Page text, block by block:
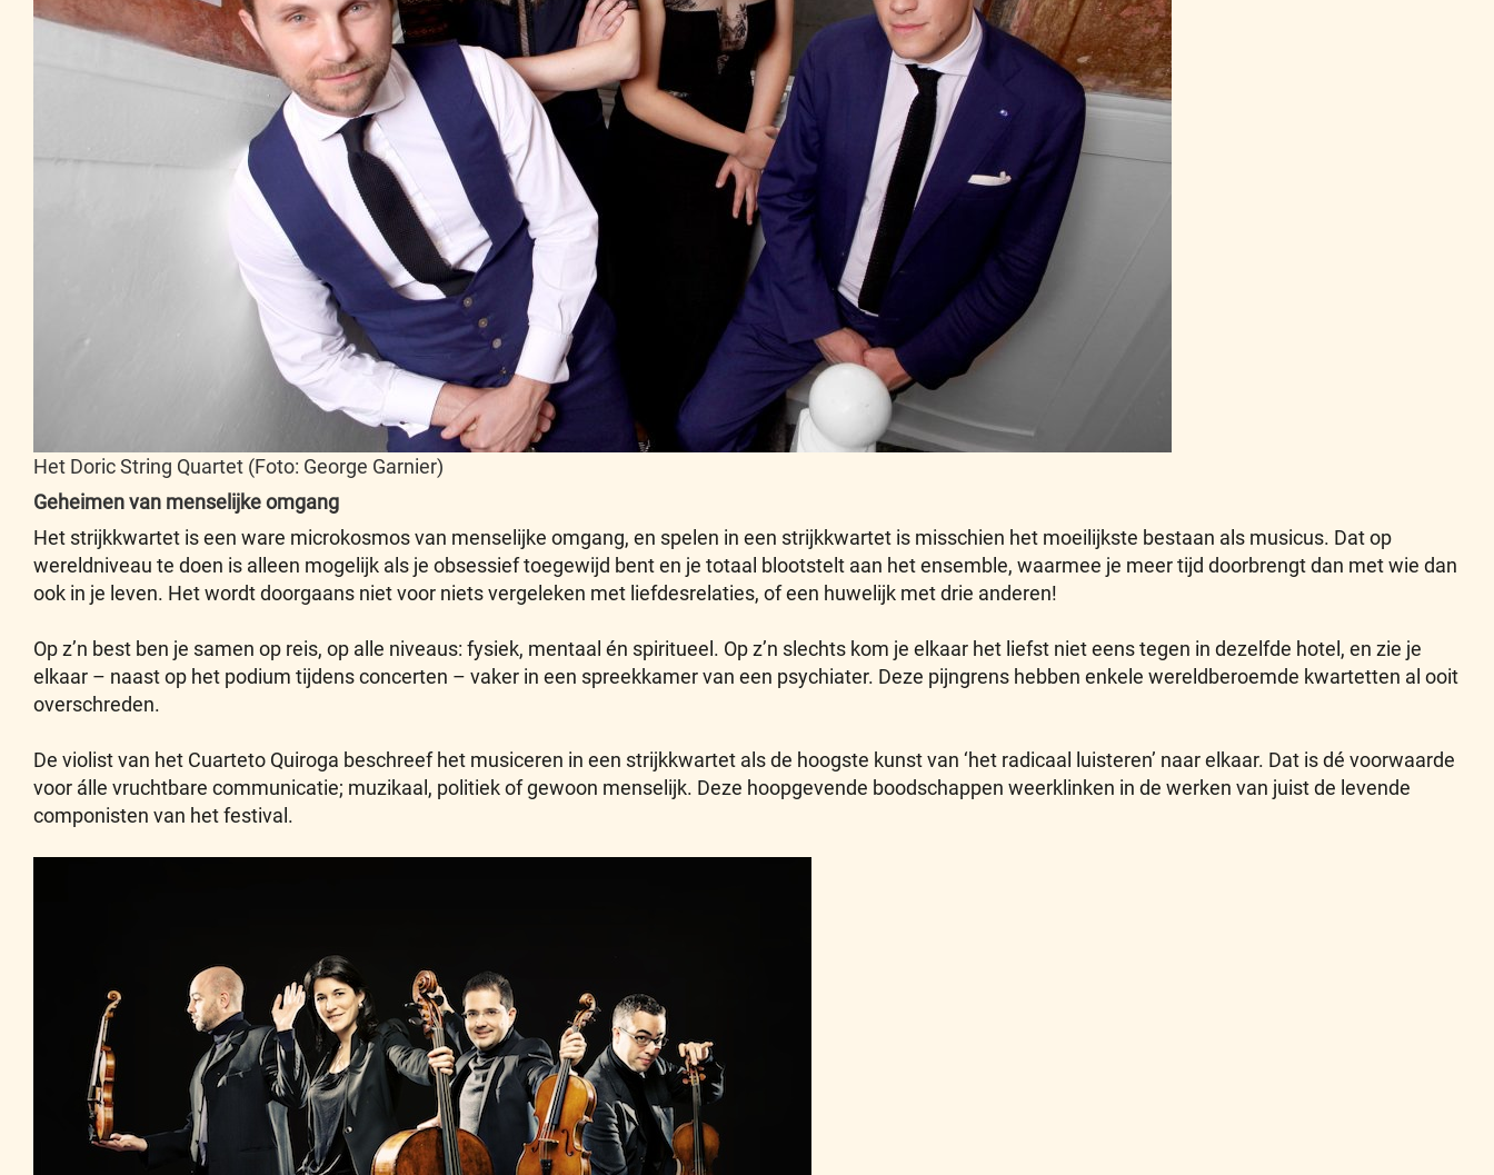
Het Doric String Quartet (Foto: George Garnier)
Geheimen van menselijke omgang
Het strijkkwartet is een ware microkosmos van menselijke omgang, en spelen in een strijkkwartet is misschien het moeilijkste bestaan als musicus. Dat op
wereldniveau te doen is alleen mogelijk als je obsessief toegewijd bent en je totaal blootstelt aan het ensemble, waarmee je meer tijd doorbrengt dan met wie dan
ook in je leven. Het wordt doorgaans niet voor niets vergeleken met liefdesrelaties, of een huwelijk met drie anderen!
Op z’n best ben je samen op reis, op alle niveaus: fysiek, mentaal én spiritueel. Op z’n slechts kom je elkaar het liefst niet eens tegen in dezelfde hotel, en zie je
elkaar – naast op het podium tijdens concerten – vaker in een spreekkamer van een psychiater. Deze pijngrens hebben enkele wereldberoemde kwartetten al ooit
overschreden.
De violist van het Cuarteto Quiroga beschreef het musiceren in een strijkkwartet als de hoogste kunst van ‘het radicaal luisteren’ naar elkaar. Dat is dé voorwaarde
voor álle vruchtbare communicatie; muzikaal, politiek of gewoon menselijk. Deze hoopgevende boodschappen weerklinken in de werken van juist de levende
componisten van het festival.